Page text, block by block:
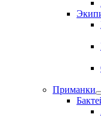
Приманки